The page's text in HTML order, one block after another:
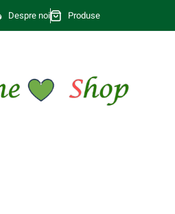
Despre noi Produse